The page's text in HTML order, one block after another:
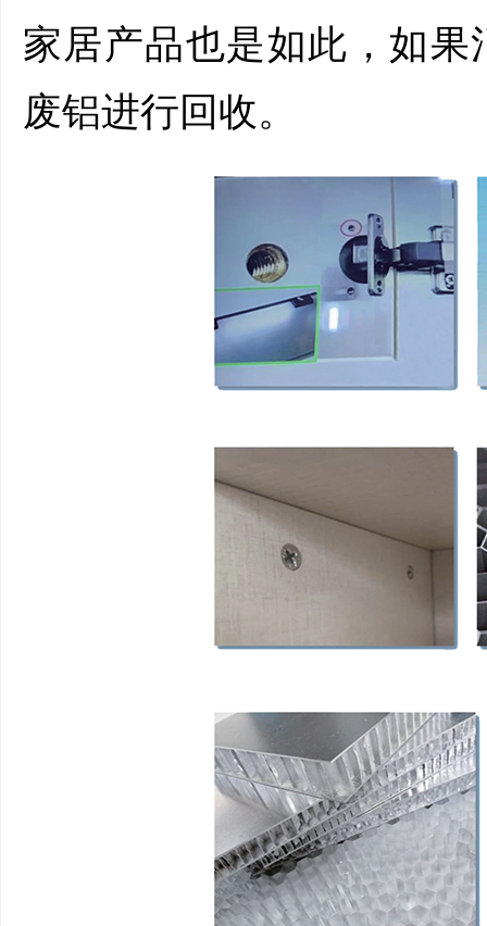
家居产品也是如此，如
废铝进行回收。